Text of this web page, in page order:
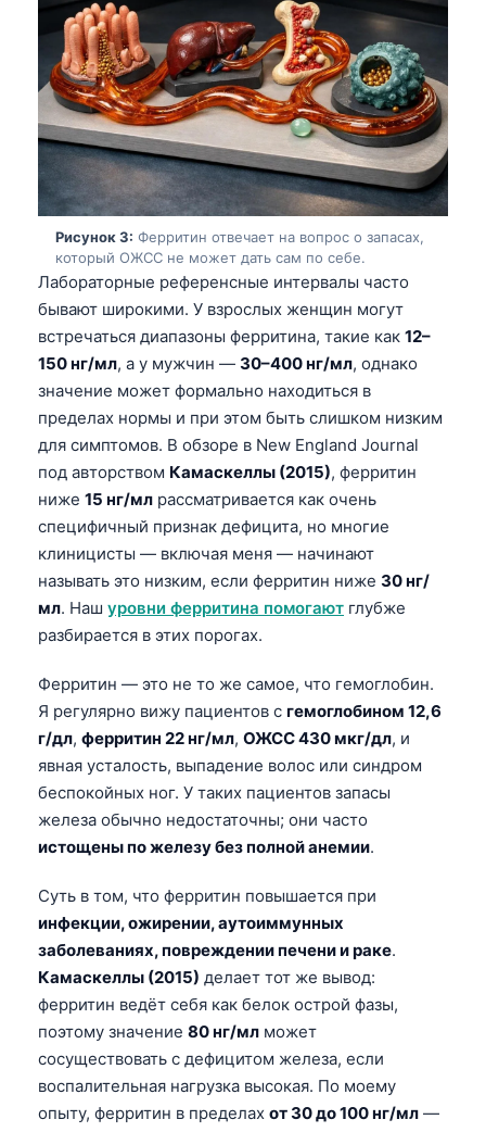
Рисунок 3: Ферритин отвечает на вопрос о запасах,
который ОЖСС не может дать сам по себе.
Лабораторные референсные интервалы часто
бывают широкими. У взрослых женщин могут
встречаться диапазоны ферритина, такие как 12–
150 нг/мл, а у мужчин — 30–400 нг/мл, однако
значение может формально находиться в
пределах нормы и при этом быть слишком низким
для симптомов. В обзоре в New England Journal
под авторством Камаскеллы (2015), ферритин
ниже 15 нг/мл рассматривается как очень
специфичный признак дефицита, но многие
клиницисты — включая меня — начинают
называть это низким, если ферритин ниже 30 нг/
мл. Наш уровни ферритина помогают глубже
разбирается в этих порогах.
Ферритин — это не то же самое, что гемоглобин.
Я регулярно вижу пациентов с гемоглобином 12,6
г/дл, ферритин 22 нг/мл, ОЖСС 430 мкг/дл, и
явная усталость, выпадение волос или синдром
беспокойных ног. У таких пациентов запасы
железа обычно недостаточны; они часто
истощены по железу без полной анемии.
Суть в том, что ферритин повышается при
инфекции, ожирении, аутоиммунных
заболеваниях, повреждении печени и раке.
Камаскеллы (2015) делает тот же вывод:
ферритин ведёт себя как белок острой фазы,
поэтому значение 80 нг/мл может
сосуществовать с дефицитом железа, если
воспалительная нагрузка высокая. По моему
опыту, ферритин в пределах от 30 до 100 нг/мл —